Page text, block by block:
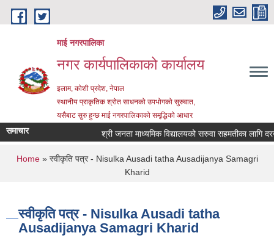
Skip to main content
माई नगरपालिका
नगर कार्यपालिकाको कार्यालय
इलाम, कोशी प्रदेश, नेपाल
स्थानीय प्राकृतिक श्रोत साधनको उपभोगको सुरुवात,
यसैबाट सुरु हुन्छ माई नगरपालिकाको समृद्धिको आधार
समाचार श्री जनता माध्यमिक विद्यालयको सरुवा सहमतीका लागि
You are here
Home» स्वीकृति पत्र - Nisulka Ausadi tatha Ausadijanya Samagri
Kharid
स्वीकृति पत्र - Nisulka Ausadi tatha
Ausadijanya Samagri Kharid